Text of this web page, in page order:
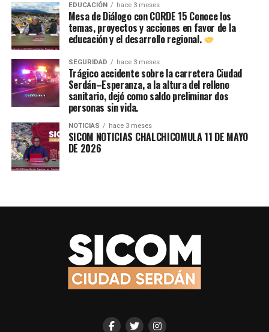
NO TE PIERDAS
¡Todo listo para la Magna Cabalgata en honor a Nuestro
Padre Jesús de las Tres Caídas!
EDUCACIÓN hace 3 meses
Mesa de Diálogo con CORDE 15 Conoce los
temas, proyectos y acciones en favor de la
educación y el desarrollo regional.
SEGURIDAD hace 3 meses
Trágico accidente sobre la carretera Ciudad
Serdán–Esperanza, a la altura del relleno
sanitario, dejó como saldo preliminar dos
personas sin vida.
NOTICIAS hace 3 meses
SICOM NOTICIAS CHALCHICOMULA 11 DE MAYO
DE 2026